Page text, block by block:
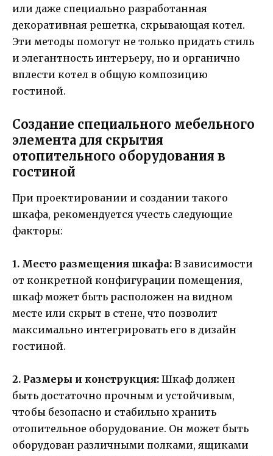
или даже специально разработанная
декоративная решетка, скрывающая котел.
Эти методы помогут не только придать стиль
и элегантность интерьеру, но и органично
вплести котел в общую композицию
гостиной.
Создание специального мебельного
элемента для скрытия
отопительного оборудования в
гостиной
При проектировании и создании такого
шкафа, рекомендуется учесть следующие
факторы:
1. Место размещения шкафа: В зависимости
от конкретной конфигурации помещения,
шкаф может быть расположен на видном
месте или скрыт в стене, что позволит
максимально интегрировать его в дизайн
гостиной.
2. Размеры и конструкция: Шкаф должен
быть достаточно прочным и устойчивым,
чтобы безопасно и стабильно хранить
отопительное оборудование. Он может быть
оборудован различными полками, ящиками